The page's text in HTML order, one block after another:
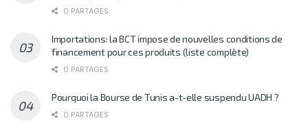
0 PARTAGES
Importations: la BCT impose de nouvelles conditions de
financement pour ces produits (liste complète)
0 PARTAGES
Pourquoi la Bourse de Tunis a-t-elle suspendu UADH ?
0 PARTAGES